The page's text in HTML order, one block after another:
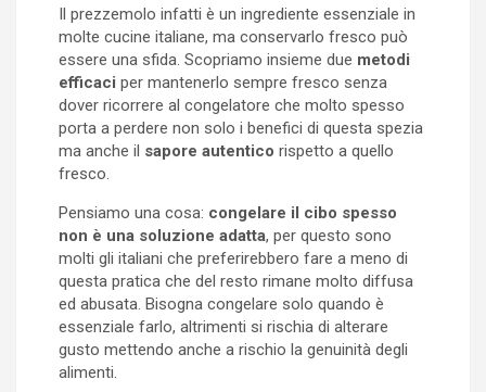
Il prezzemolo infatti è un ingrediente essenziale in
molte cucine italiane, ma conservarlo fresco può
essere una sfida. Scopriamo insieme due metodi
efficaci per mantenerlo sempre fresco senza
dover ricorrere al congelatore che molto spesso
porta a perdere non solo i benefici di questa spezia
ma anche il sapore autentico rispetto a quello
fresco.
Pensiamo una cosa: congelare il cibo spesso
non è una soluzione adatta, per questo sono
molti gli italiani che preferirebbero fare a meno di
questa pratica che del resto rimane molto diffusa
ed abusata. Bisogna congelare solo quando è
essenziale farlo, altrimenti si rischia di alterare
gusto mettendo anche a rischio la genuinità degli
alimenti.